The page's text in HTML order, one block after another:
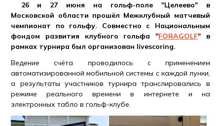
26 и 27 июня на гольф-поле "Целеево" в
Московской области прошёл Межклубный матчевый
чемпионат по гольфу. Совместно с Национальным
фондом развития клубного гольфа "FORAGOLF" в
рамках турнира был организован livescoring.
Ведение счёта проводилось с применением
автоматизированной мобильной системы с каждой лунки,
а результаты участников турнира транслировались в
режиме реального времени в интернете и на
электронных табло в гольф-клубе.